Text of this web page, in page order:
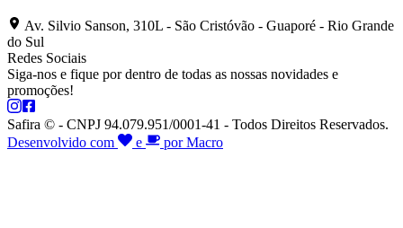
Av. Silvio Sanson, 310L - São Cristóvão - Guaporé - Rio Grande
do Sul
Redes Sociais
Siga-nos e fique por dentro de todas as nossas novidades e
promoções!
Safira © - CNPJ 94.079.951/0001-41 - Todos Direitos Reservados.
Desenvolvido com
e por Macro